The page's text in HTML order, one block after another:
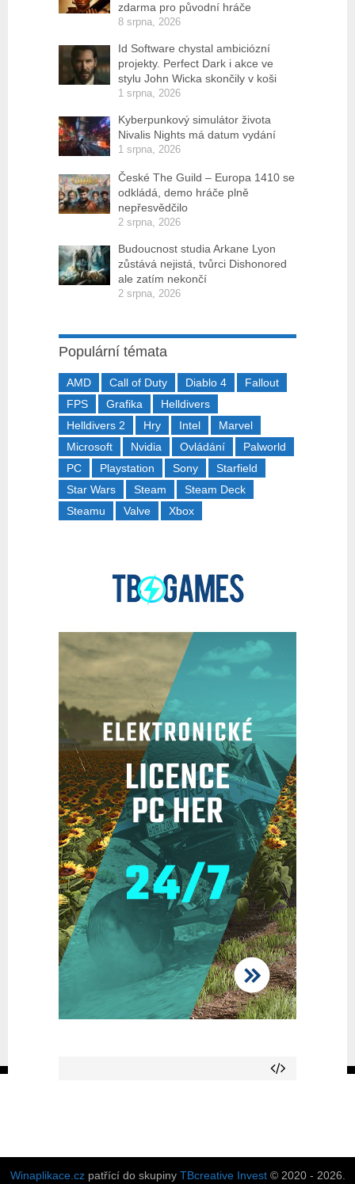
zdarma pro původní hráče
8 srpna, 2026
Id Software chystal ambiciózní
projekty. Perfect Dark i akce ve
stylu John Wicka skončily v koši
1 srpna, 2026
Kyberpunkový simulátor života
Nivalis Nights má datum vydání
1 srpna, 2026
České The Guild – Europa 1410 se
odkládá, demo hráče plně
nepřesvědčilo
2 srpna, 2026
Budoucnost studia Arkane Lyon
zůstává nejistá, tvůrci Dishonored
ale zatím nekončí
2 srpna, 2026
Populární témata
AMD Call of Duty Diablo 4
Fallout
FPS
Grafika
Helldivers
Helldivers 2
Hry Intel
Marvel
Microsoft
Nvidia Ovládání
Palworld
PC
Playstation Sony
Starfield
Star Wars
Steam
Steam Deck
Steamu
Valve Xbox
Winaplikace.czpatřící do skupiny TBcreative Invest© 2020 - 2026.